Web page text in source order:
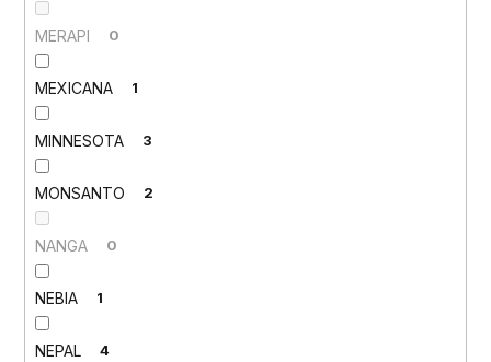
MERAPI 0
MEXICANA 1
MINNESOTA 3
MONSANTO 2
NANGA 0
NEBIA 1
NEPAL 4